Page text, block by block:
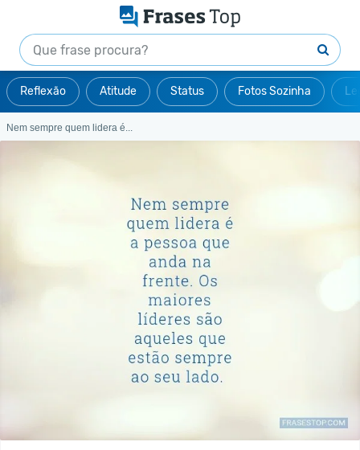
Reflexão Atitude Status Fotos Sozinha
Nem sempre quem lidera é...